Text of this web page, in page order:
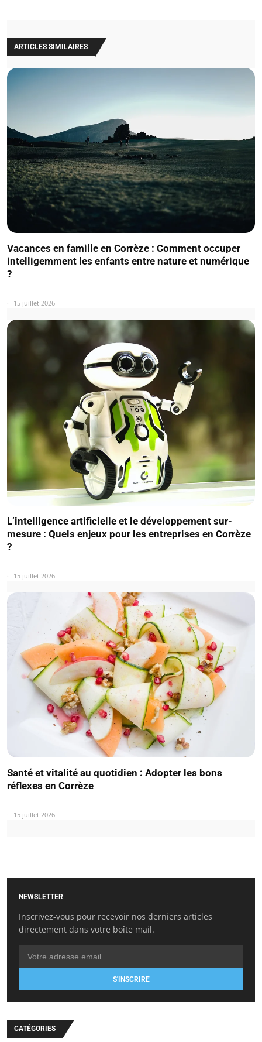
ARTICLES SIMILAIRES
Vacances en famille en Corrèze : Comment occuper
intelligemment les enfants entre nature et numérique
?
15 juillet 2026
L’intelligence artificielle et le développement sur-
mesure : Quels enjeux pour les entreprises en Corrèze
?
15 juillet 2026
Santé et vitalité au quotidien : Adopter les bons
réflexes en Corrèze
15 juillet 2026
NEWSLETTER
Inscrivez-vous pour recevoir nos derniers articles
directement dans votre boîte mail.
S'INSCRIRE
CATÉGORIES